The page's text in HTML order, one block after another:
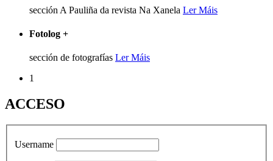
sección A Pauliña da revista Na Xanela Ler Máis
Fotolog +
sección de fotografías Ler Máis
1
ACCESO
Username